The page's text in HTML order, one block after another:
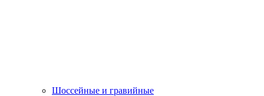
Шоссейные и гравийные